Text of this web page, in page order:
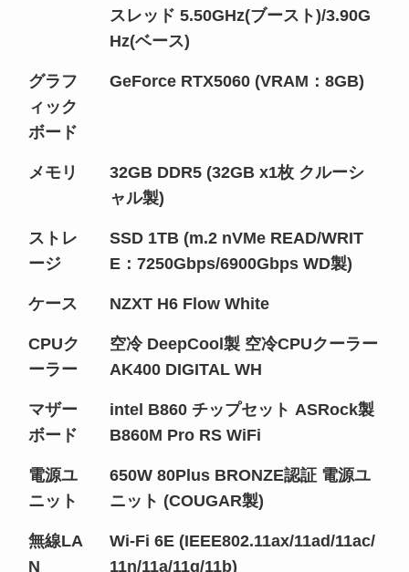
スレッド 5.50GHz(ブースト)/3.90G
Hz(ベース)
グラフ
ィック
ボード
GeForce RTX5060 (VRAM：8GB)
メモリ
32GB DDR5 (32GB x1枚 クルーシ
ャル製)
ストレ
ージ
SSD 1TB (m.2 nVMe READ/WRIT
E：7250Gbps/6900Gbps WD製)
ケース NZXT H6 Flow White
CPUク
ーラー
空冷 DeepCool製 空冷CPUクーラー
AK400 DIGITAL WH
マザー
ボード
intel B860 チップセット ASRock製
B860M Pro RS WiFi
電源ユ
ニット
650W 80Plus BRONZE認証 電源ユ
ニット (COUGAR製)
無線LA
N
Wi-Fi 6E (IEEE802.11ax/11ad/11ac/
11n/11a/11g/11b)